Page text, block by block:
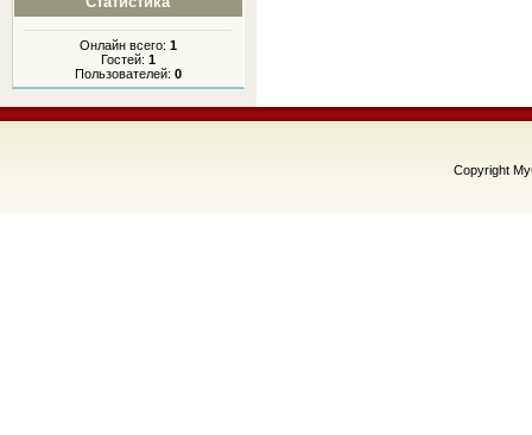
Онлайн всего: 1
Гостей: 1
Пользователей: 0
Copyright